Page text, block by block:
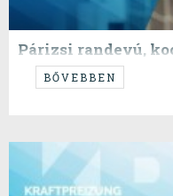
Párizsi randevú,
Már most kiderül a
marad izgalom?
BŐVEBBEN